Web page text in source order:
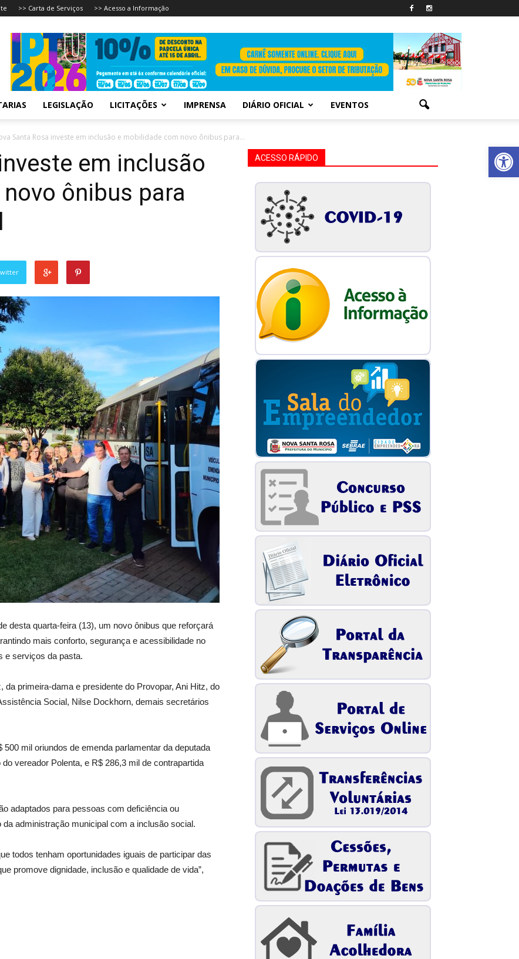
Abrir
>> Carta de Serviços >> Acesso a Informação
LEGISLAÇÃO LICITAÇÕES IMPRENSA DIÁRIO OFICIAL EVENTOS
Santa Rosa investe em inclusão e mobilidade com novo ônibus para...
em inclusão
ônibus para
desta quarta-feira (13), um novo ônibus que reforçará
mais conforto, segurança e acessibilidade no
e serviços da pasta.
primeira-dama e presidente do Provopar, Ani Hitz, do
Social, Nilse Dockhorn, demais secretários
mil oriundos de emenda parlamentar da deputada
vereador Polenta, e R$ 286,3 mil de contrapartida
adaptados para pessoas com deficiência ou
administração municipal com a inclusão social.
todos tenham oportunidades iguais de participar das
promove dignidade, inclusão e qualidade de vida”,
ACESSO RÁPIDO